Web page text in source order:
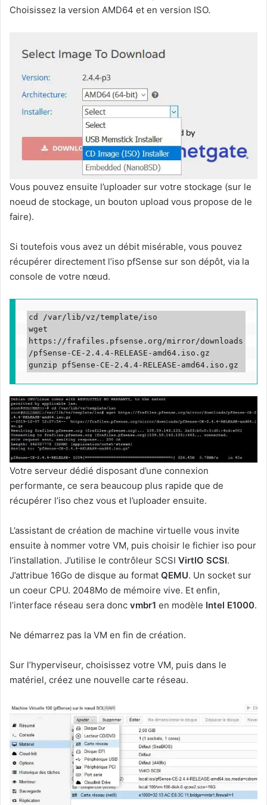
Choisissez la version AMD64 et en version ISO.
Vous pouvez ensuite l’uploader sur votre stockage (sur le
noeud de stockage, un bouton upload vous propose de le
faire).
Si toutefois vous avez un débit misérable, vous pouvez
récupérer directement l’iso pfSense sur son dépôt, via la
console de votre nœud.
cd /var/lib/vz/template/iso
wget
https://frafiles.pfsense.org/mirror/downloads
/pfSense-CE-2.4.4-RELEASE-amd64.iso.gz
gunzip pfSense-CE-2.4.4-RELEASE-amd64.iso.gz
Votre serveur dédié disposant d’une connexion
performante, ce sera beaucoup plus rapide que de
récupérer l’iso chez vous et l’uploader ensuite.
L’assistant de création de machine virtuelle vous invite
ensuite à nommer votre VM, puis choisir le fichier iso pour
l’installation. J’utilise le contrôleur SCSI VirtIO SCSI.
J’attribue 16Go de disque au format QEMU. Un socket sur
un coeur CPU. 2048Mo de mémoire vive. Et enfin,
l’interface réseau sera donc vmbr1 en modèle Intel E1000.
Ne démarrez pas la VM en fin de création.
Sur l’hyperviseur, choisissez votre VM, puis dans le
matériel, créez une nouvelle carte réseau.